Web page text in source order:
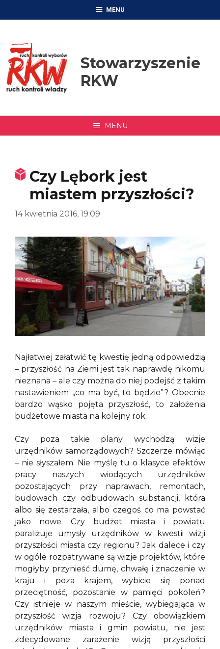
MENU
Stowarzyszenie
RKW
MENU
Czy Lębork jest
miastem przyszłości?
14 kwietnia 2016, 19:09
Najłatwiej załatwić tę kwestię jedną odpowiedzią
– przyszłość na Ziemi jest tak naprawdę nikomu
nieznana – ale czy można do niej podejść z takim
nastawieniem „co ma być, to będzie”? Obecnie
bardzo wąsko pojęta przyszłość, to założenia
budżetowe miasta na kolejny rok.
Czy poza takie plany wychodzą wizje
urzędników samorządowych? Szczerze mówiąc
– nie słyszałem. Nie myślę tu o klasyce efektów
pracy naszych wiodących urzędników
pozostających przy naprawach, remontach,
budowach czy odbudowach substancji, która
albo się zestarzała, albo czegoś co ma powstać
jako nowe. Czy budżet miasta i powiatu
paraliżuje umysły urzędników w kwestii wizji
przyszłości miasta czy regionu? Jak dalece i czy
w ogóle rozpatrywane są wizje projektów, które
mogłyby przynieść dumę, chwałę i znaczenie w
kraju i poza krajem, wybicie się ponad
przeciętność, pozostanie w pamięci pokoleń?
Czy istnieje w naszym mieście, wybiegająca w
przyszłość wizja rozwoju? Czy obowiązkiem
urzędników miasta i gmin powiatu, nie jest
zdecydowane zarażenie wizją przyszłości